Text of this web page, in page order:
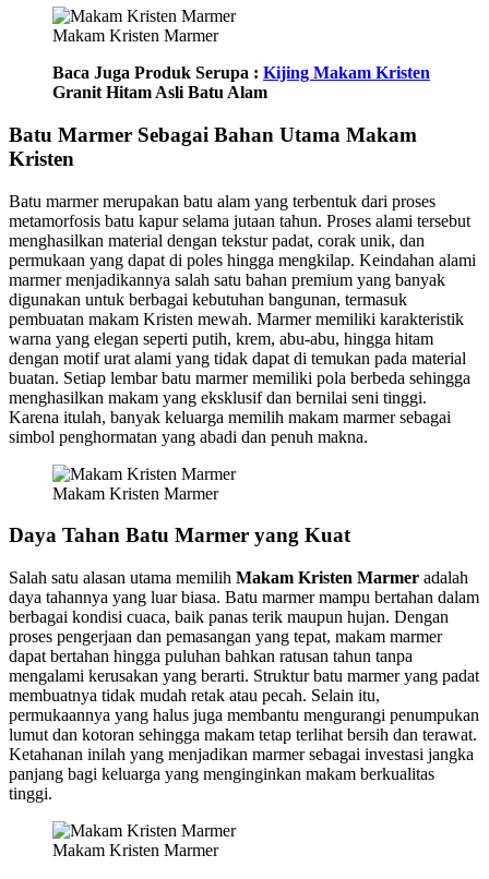
Makam Kristen Marmer
Baca Juga Produk Serupa : Kijing Makam Kristen
Granit Hitam Asli Batu Alam
Batu Marmer Sebagai Bahan Utama Makam
Kristen
Batu marmer merupakan batu alam yang terbentuk dari proses
metamorfosis batu kapur selama jutaan tahun. Proses alami tersebut
menghasilkan material dengan tekstur padat, corak unik, dan
permukaan yang dapat di poles hingga mengkilap. Keindahan alami
marmer menjadikannya salah satu bahan premium yang banyak
digunakan untuk berbagai kebutuhan bangunan, termasuk
pembuatan makam Kristen mewah. Marmer memiliki karakteristik
warna yang elegan seperti putih, krem, abu-abu, hingga hitam
dengan motif urat alami yang tidak dapat di temukan pada material
buatan. Setiap lembar batu marmer memiliki pola berbeda sehingga
menghasilkan makam yang eksklusif dan bernilai seni tinggi.
Karena itulah, banyak keluarga memilih makam marmer sebagai
simbol penghormatan yang abadi dan penuh makna.
Makam Kristen Marmer
Daya Tahan Batu Marmer yang Kuat
Salah satu alasan utama memilih Makam Kristen Marmer adalah
daya tahannya yang luar biasa. Batu marmer mampu bertahan dalam
berbagai kondisi cuaca, baik panas terik maupun hujan. Dengan
proses pengerjaan dan pemasangan yang tepat, makam marmer
dapat bertahan hingga puluhan bahkan ratusan tahun tanpa
mengalami kerusakan yang berarti. Struktur batu marmer yang padat
membuatnya tidak mudah retak atau pecah. Selain itu,
permukaannya yang halus juga membantu mengurangi penumpukan
lumut dan kotoran sehingga makam tetap terlihat bersih dan terawat.
Ketahanan inilah yang menjadikan marmer sebagai investasi jangka
panjang bagi keluarga yang menginginkan makam berkualitas
tinggi.
Makam Kristen Marmer